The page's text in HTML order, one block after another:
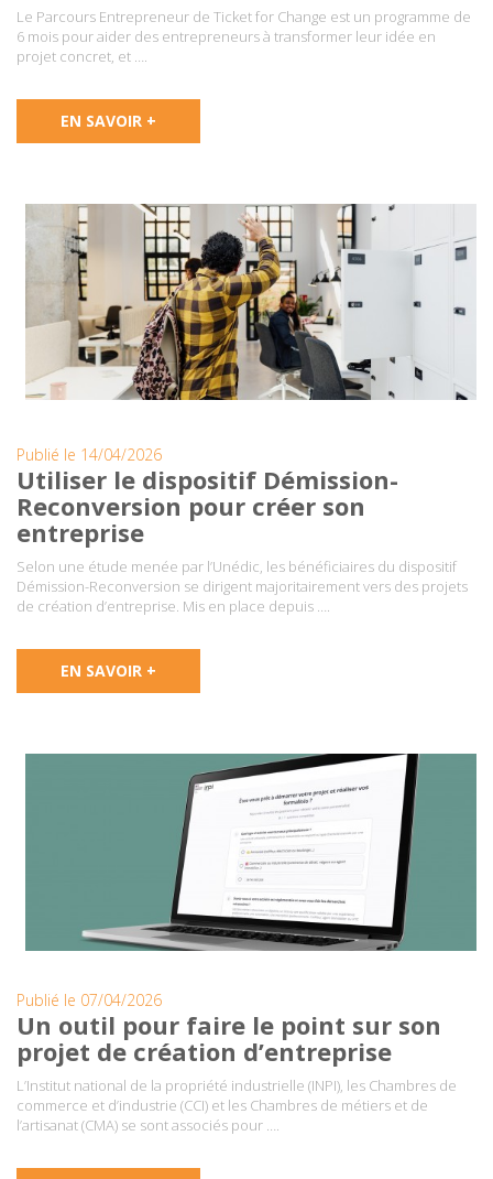
Le Parcours Entrepreneur de Ticket for Change est un programme de
6 mois pour aider des entrepreneurs à transformer leur idée en
projet concret, et ….
EN SAVOIR +
Publié le 14/04/2026
Utiliser le dispositif Démission-
Reconversion pour créer son
entreprise
Selon une étude menée par l’Unédic, les bénéficiaires du dispositif
Démission-Reconversion se dirigent majoritairement vers des projets
de création d’entreprise. Mis en place depuis ….
EN SAVOIR +
Publié le 07/04/2026
Un outil pour faire le point sur son
projet de création d’entreprise
L’Institut national de la propriété industrielle (INPI), les Chambres de
commerce et d’industrie (CCI) et les Chambres de métiers et de
l’artisanat (CMA) se sont associés pour ….